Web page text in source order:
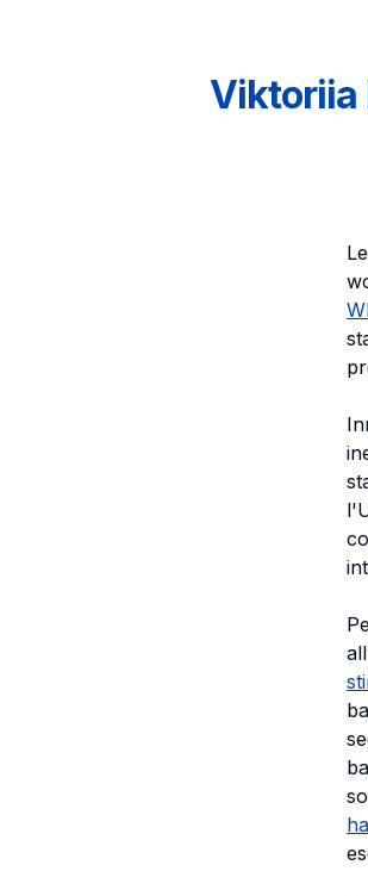
Viktoriia